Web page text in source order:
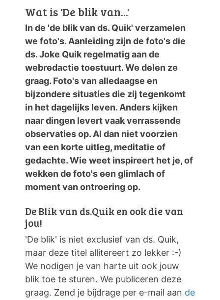
Wat is 'De blik van...'
In de 'de blik van ds. Quik' verzamelen
we foto's. Aanleiding zijn de foto's die
ds. Joke Quik regelmatig aan de
webredactie toestuurt. We delen ze
graag. Foto's van alledaagse en
bijzondere situaties die zij tegenkomt
in het dagelijks leven. Anders kijken
naar dingen levert vaak verrassende
observaties op. Al dan niet voorzien
van een korte uitleg, meditatie of
gedachte. Wie weet inspireert het je, of
wekken de foto's een glimlach of
moment van ontroering op.
De Blik van ds.Quik en ook die van
jou!
'De blik' is niet exclusief van ds. Quik,
maar deze titel allitereert zo lekker :-)
We nodigen je van harte uit ook jouw
blik toe te sturen. We publiceren deze
graag. Zend je bijdrage per e-mail aan de